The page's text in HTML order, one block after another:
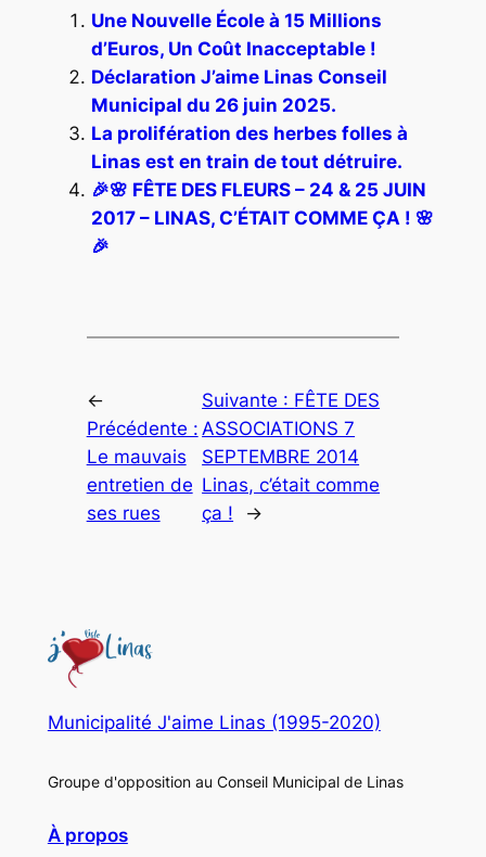
Une Nouvelle École à 15 Millions
d’Euros, Un Coût Inacceptable !
Déclaration J’aime Linas Conseil
Municipal du 26 juin 2025.
La prolifération des herbes folles à
Linas est en train de tout détruire.
🎉🌸 FÊTE DES FLEURS – 24 & 25 JUIN
2017 – LINAS, C’ÉTAIT COMME ÇA ! 🌸
🎉
←
Précédente :
Le mauvais
entretien de
ses rues
Suivante : FÊTE DES
ASSOCIATIONS 7
SEPTEMBRE 2014
Linas, c’était comme
ça !
→
Municipalité J'aime Linas (1995-2020)
Groupe d'opposition au Conseil Municipal de Linas
À propos